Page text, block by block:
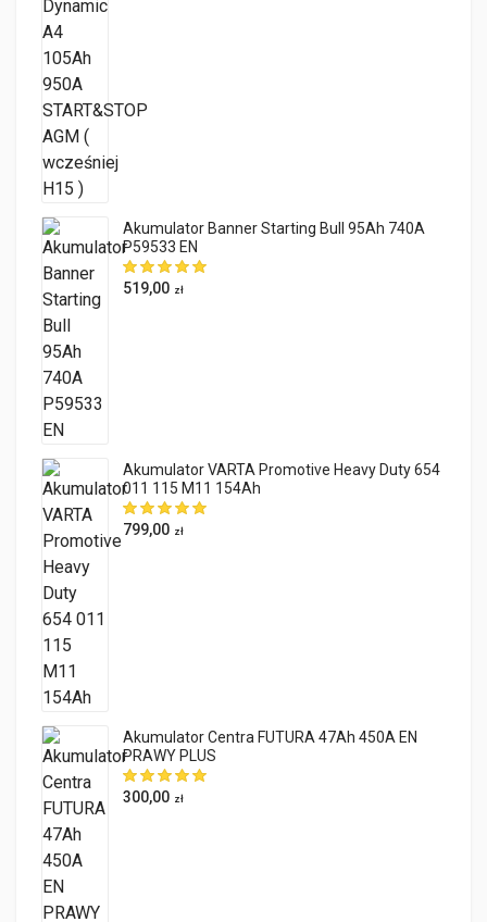
Akumulator Banner Starting Bull 95Ah 740A
P59533 EN
519,00 zł
Akumulator VARTA Promotive Heavy Duty 654
011 115 M11 154Ah
799,00 zł
Akumulator Centra FUTURA 47Ah 450A EN
PRAWY PLUS
300,00 zł